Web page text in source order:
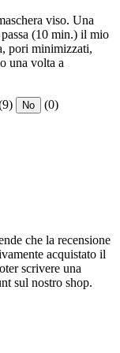
viso. Una
(10 min.) il mio
pori minimizzati,
una volta a
No (0)
che la recensione
acquistato il
scrivere una
sul nostro shop.